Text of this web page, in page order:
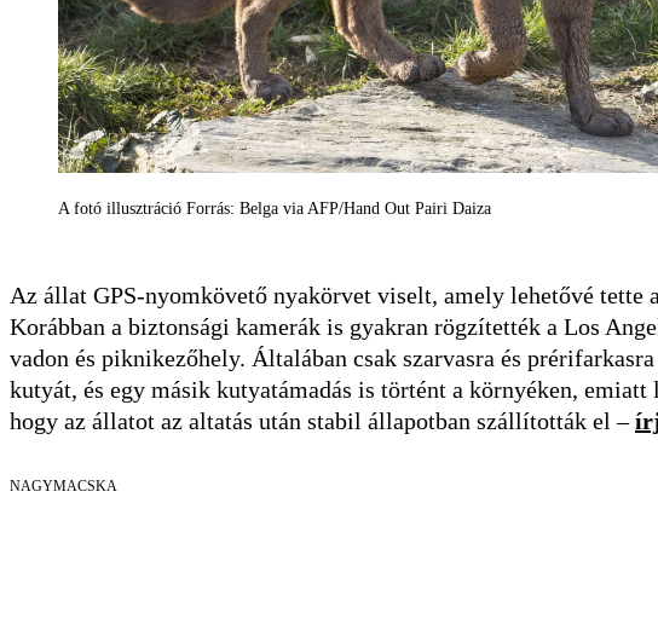
A fotó illusztráció Forrás: Belga via AFP/Hand Out Pairi Daiza
Az állat GPS-nyomkövető nyakörvet viselt, amely lehetővé
Korábban a biztonsági kamerák is gyakran rögzítették a Los
vadon és piknikezőhely. Általában csak szarvasra és
kutyát, és egy másik kutyatámadás is történt a környéken,
hogy az állatot az altatás után stabil állapotban szállították el –
NAGYMACSKA